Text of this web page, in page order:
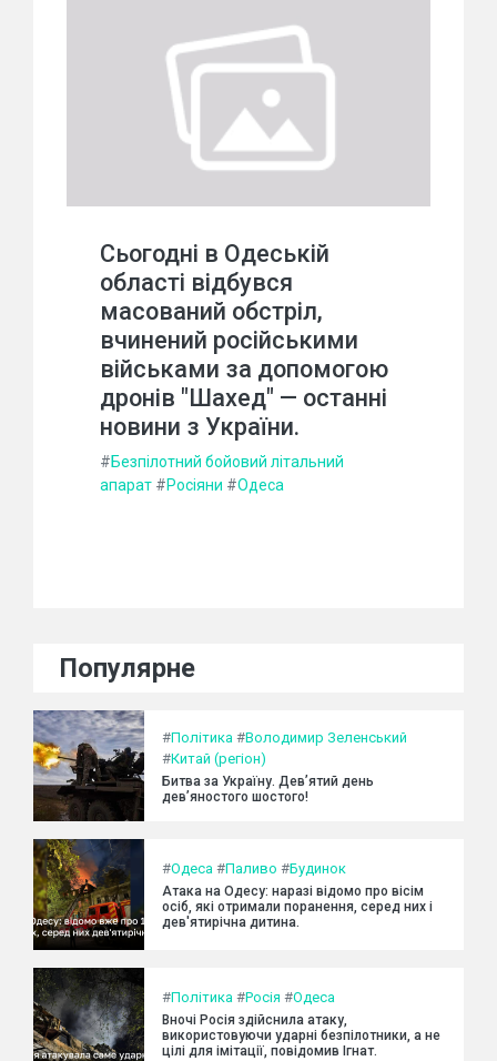
Сьогодні в Одеській
області відбувся
масований обстріл,
вчинений російськими
військами за допомогою
дронів "Шахед" — останні
новини з України.
#Безпілотний бойовий літальний
апарат #Росіяни #Одеса
Популярне
#Політика #Володимир Зеленський
#Китай (регіон)
Битва за Україну. Дев’ятий день
дев’яностого шостого!
#Одеса #Паливо #Будинок
Атака на Одесу: наразі відомо про вісім
осіб, які отримали поранення, серед них і
дев'ятирічна дитина.
#Політика #Росія #Одеса
Вночі Росія здійснила атаку,
використовуючи ударні безпілотники, а не
цілі для імітації, повідомив Ігнат.